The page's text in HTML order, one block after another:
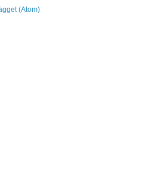
(Atom)